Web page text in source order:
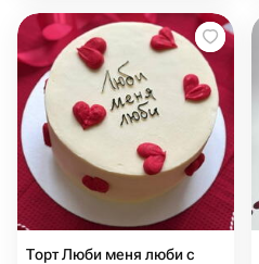
Торт Люби меня люби с